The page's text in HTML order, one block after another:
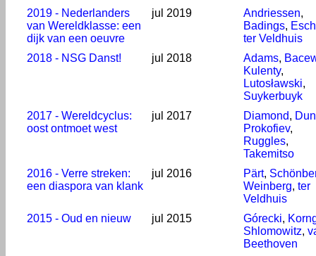
2019 - Nederlanders
van Wereldklasse: een
dijk van een oeuvre
jul 2019 Andriessen,
Badings,
ter Veldhuis
2018 - NSG Danst!
jul 2018 Adams,
Kulenty,
Lutosławski,
Suykerbuyk
2017 - Wereldcyclus:
oost ontmoet west
jul 2017 Diamond, Dun
Prokofiev,
Ruggles,
Takemitso
2016 - Verre streken:
een diaspora van klank
jul 2016 Pärt,
Weinberg, ter
Veldhuis
2015 - Oud en nieuw
jul 2015 Górecki,
Shlomowitz,
Beethoven